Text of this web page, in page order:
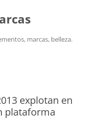
marcas, belleza.
explotan en
plataforma